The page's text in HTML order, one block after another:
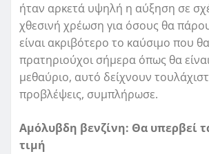
ήταν αρκετά υψηλή η αύξηση σε
χθεσινή χρέωση για όσους θα
είναι ακριβότερο το καύσιμο που
πρατηριούχοι σήμερα όπως θα
μεθαύριο, αυτό δείχνουν
προβλέψεις, συμπλήρωσε.
Αμόλυβδη βενζίνη: Θα υπερβεί
τιμή